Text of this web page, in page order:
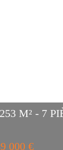
M² - 7
000 €